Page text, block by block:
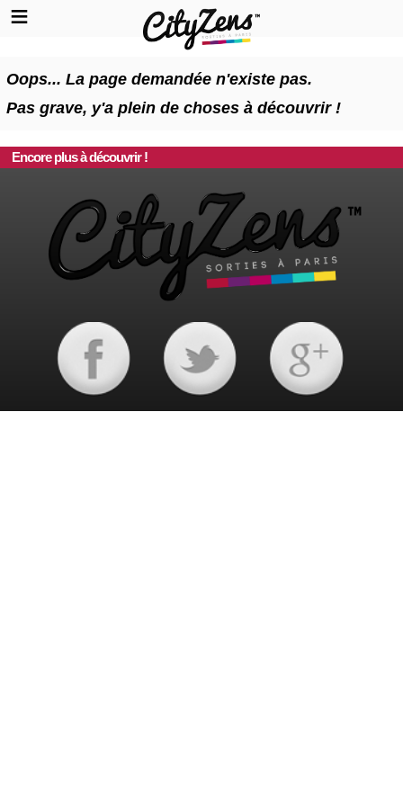
Oops... La page demandée n'existe pas.
Pas grave, y'a plein de choses à découvrir !
Encore plus à découvrir !